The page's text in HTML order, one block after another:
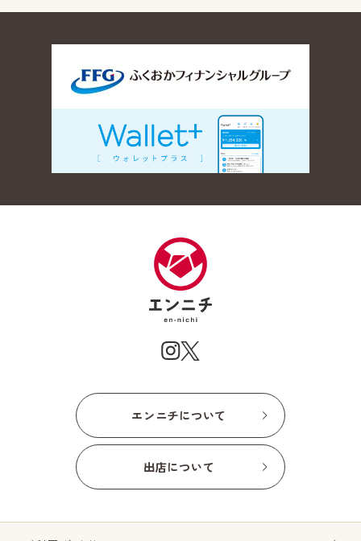
エンニチについて
出店について